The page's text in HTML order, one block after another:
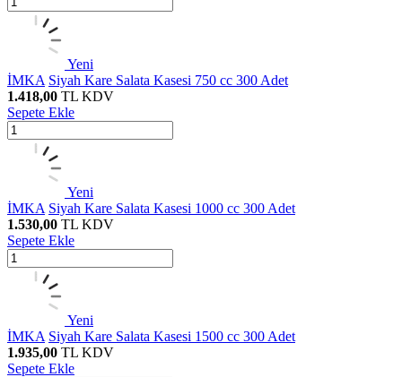
Yeni
İMKA Siyah Kare Salata Kasesi 750 cc 300 Adet
1.418,00 TL KDV
Sepete Ekle
Yeni
İMKA Siyah Kare Salata Kasesi 1000 cc 300 Adet
1.530,00 TL KDV
Sepete Ekle
Yeni
İMKA Siyah Kare Salata Kasesi 1500 cc 300 Adet
1.935,00 TL KDV
Sepete Ekle